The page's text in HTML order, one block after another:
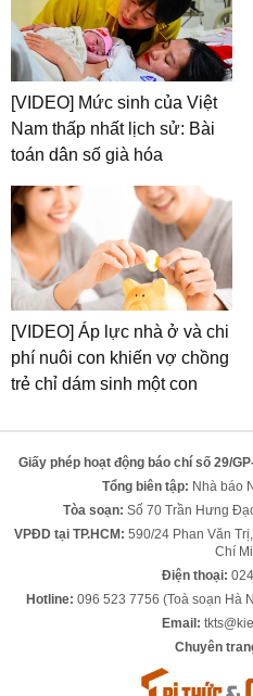
[VIDEO] Mức sinh của Việt
Nam thấp nhất lịch sử: Bài
toán dân số già hóa
[VIDEO] Áp lực nhà ở và chi
phí nuôi con khiến vợ chồng
trẻ chỉ dám sinh một con
Giấy phép hoạt động báo chí số 29/
Tổng biên tập: Nhà báo
Tòa soạn: Số 70 Trần Hưng
VPĐD tại TP.HCM: 590/24 Phan Văn
Chí
Điện thoại:
Hotline: 096 523 7756 (Toà soạn Hà
Email:
Chuyên